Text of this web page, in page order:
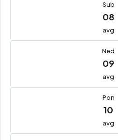
Sub
08
avg
Ned
09
avg
Pon
10
avg